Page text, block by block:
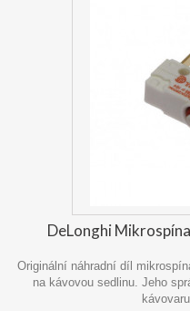
DeLonghi
Originální náhradní díl
na kávovou sedlinu. Jeho